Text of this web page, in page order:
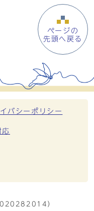
ページの
先頭へ戻る
バシーポリシー
応
）